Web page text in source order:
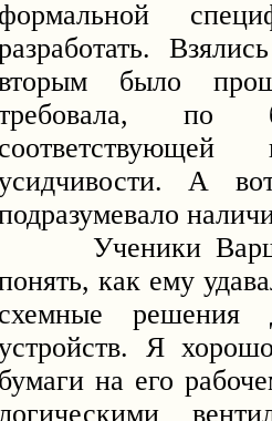
формальной
было
по
А
Ученики
как ему
схемные решения
Я
бумаги на его